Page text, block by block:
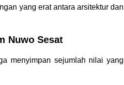
yang erat antara arsitektur dan
Nuwo Sesat
menyimpan sejumlah nilai yang